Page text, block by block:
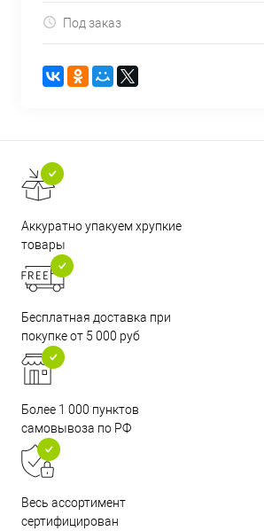
Под заказ
Аккуратно упакуем хрупкие
товары
Бесплатная доставка при
покупке от 5 000 руб
Более 1 000 пунктов
самовывоза по РФ
Весь ассортимент
сертифицирован